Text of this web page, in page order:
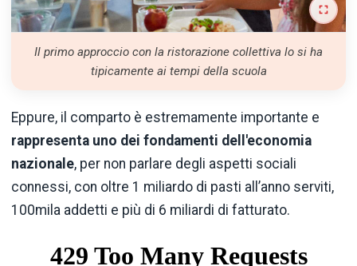
Il primo approccio con la ristorazione collettiva lo si ha
tipicamente ai tempi della scuola
Eppure, il comparto è estremamente importante e
rappresenta uno dei fondamenti dell'economia
nazionale, per non parlare degli aspetti sociali
connessi, con oltre 1 miliardo di pasti all’anno serviti,
100mila addetti e più di 6 miliardi di fatturato.